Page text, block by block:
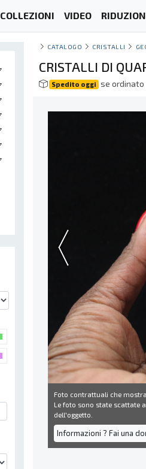
COLLEZIONI VIDEO
CATALOGO CRISTALLI
CRISTALLI DI
Spedito oggi se ordinato
Foto contrattuali che
Le foto sono state scattate
dell'oggetto.
Informazioni ? Fai una